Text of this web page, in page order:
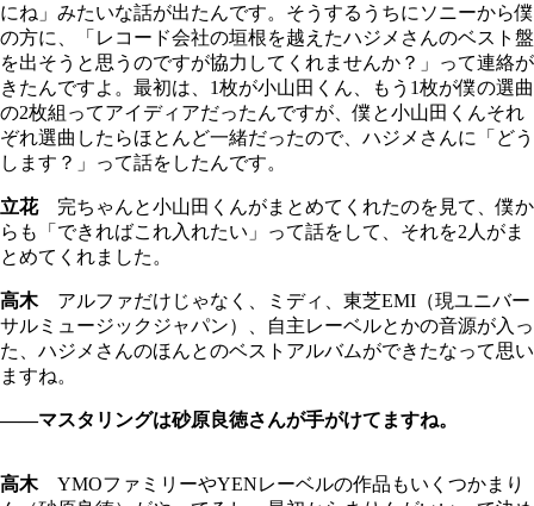
にね」みたいな話が出たんです。そうするうちにソニーから僕
の方に、「レコード会社の垣根を越えたハジメさんのベスト盤
を出そうと思うのですが協力してくれませんか？」って連絡が
きたんですよ。最初は、1枚が小山田くん、もう1枚が僕の選曲
の2枚組ってアイディアだったんですが、僕と小山田くんそれ
ぞれ選曲したらほとんど一緒だったので、ハジメさんに「どう
します？」って話をしたんです。
立花完ちゃんと小山田くんがまとめてくれたのを見て、僕か
らも「できればこれ入れたい」って話をして、それを2人がま
とめてくれました。
高木アルファだけじゃなく、ミディ、東芝EMI（現ユニバー
サルミュージックジャパン）、自主レーベルとかの音源が入っ
た、ハジメさんのほんとのベストアルバムができたなって思い
ますね。
――マスタリングは砂原良徳さんが手がけてますね。
高木YMOファミリーやYENレーベルの作品もいくつかまり